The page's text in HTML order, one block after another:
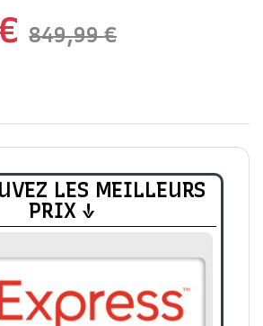
849,99€
LES MEILLEURS
PRIX ↓